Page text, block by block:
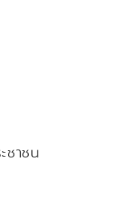
ชาชน